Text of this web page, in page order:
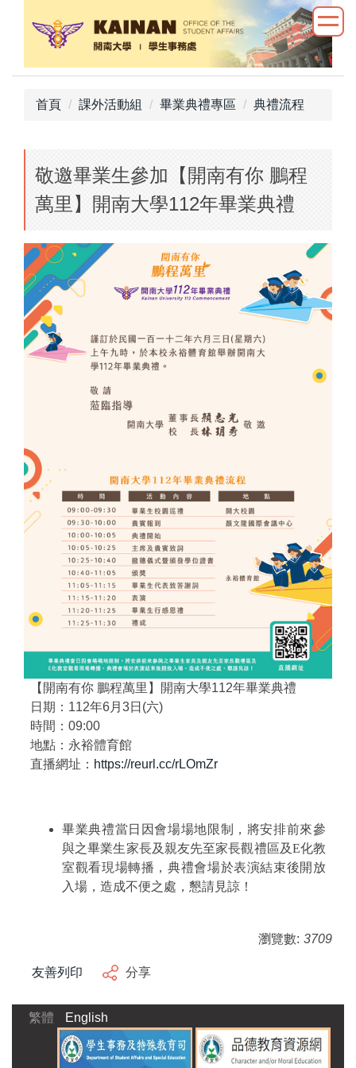
首頁 課外活動組 畢業典禮專區 典禮流程
敬邀畢業生參加【開南有你 鵬程
萬里】開南大學112年畢業典禮
【開南有你 鵬程萬里】開南大學112年畢業典禮
日期：112年6月3日(六)
時間：09:00
地點：永裕體育館
直播網址： https://reurl.cc/rLOmZr
畢業典禮當日因會場場地限制，將安排前來參
與之畢業生家長及親友先至家長觀禮區及E化教
室觀看現場轉播，典禮會場於表演結束後開放
入場，造成不便之處，懇請見諒！
瀏覽數: 3709
友善列印 分享
繁體 English